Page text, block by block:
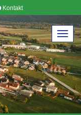
Kontakt